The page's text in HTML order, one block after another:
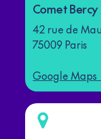
Comet Bercy
42 rue de
75009 Paris
Google